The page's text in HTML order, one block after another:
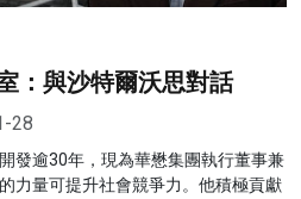
：與沙特爾沃思對話
28
發逾30年，現為華懋集團執行董事兼
力量可提升社會競爭力。他積極貢獻